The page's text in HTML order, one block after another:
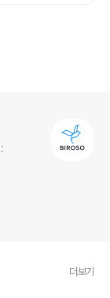
더보기